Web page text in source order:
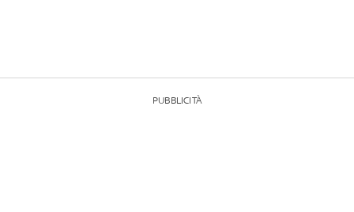
PUBBLICITÀ